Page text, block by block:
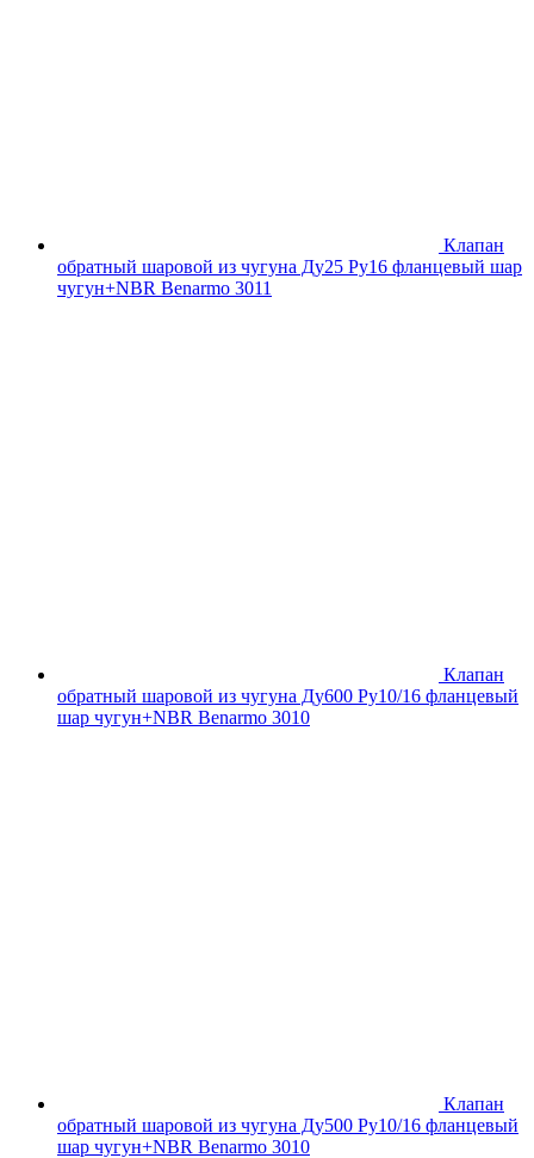
Клапан
обратный шаровой из чугуна Ду25 Ру16 фланцевый шар
чугун+NBR Benarmo 3011
Клапан
обратный шаровой из чугуна Ду600 Ру10/16 фланцевый
шар чугун+NBR Benarmo 3010
Клапан
обратный шаровой из чугуна Ду500 Ру10/16 фланцевый
шар чугун+NBR Benarmo 3010